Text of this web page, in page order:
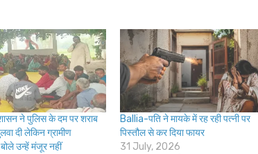
ने पुलिस के दम पर शराब
दी लेकिन ग्रामीण
उन्हें मंजूर नहीं
Ballia-पति ने मायके में रह रही पत्नी पर
पिस्तौल से कर दिया फायर
31 July, 2026